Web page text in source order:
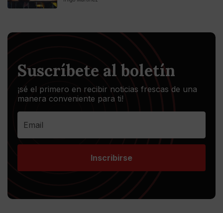
Suscríbete al boletín
¡sé el primero en recibir noticias frescas de una
manera conveniente para ti!
Inscribirse